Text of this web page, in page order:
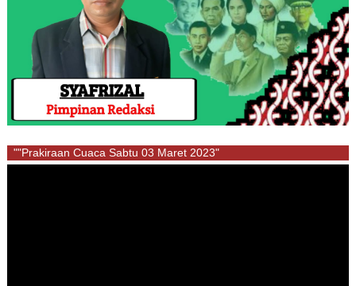
""Prakiraan Cuaca Sabtu 03 Maret 2023"